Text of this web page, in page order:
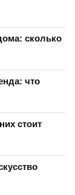
сколько
что
стоит